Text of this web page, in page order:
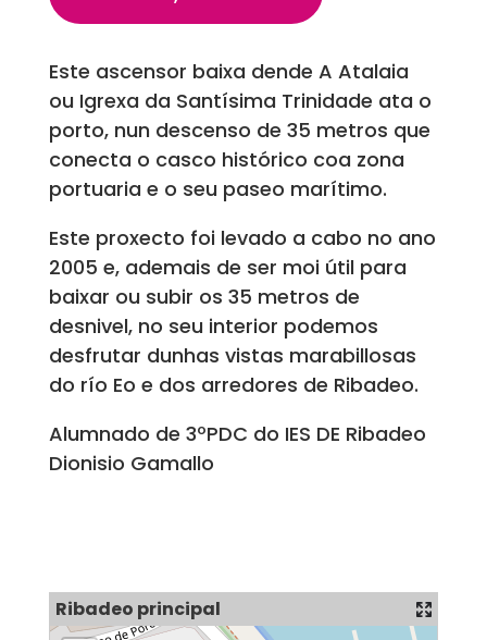
Este ascensor baixa dende A Atalaia
ou Igrexa da Santísima Trinidade ata o
porto, nun descenso de 35 metros que
conecta o casco histórico coa zona
portuaria e o seu paseo marítimo.
Este proxecto foi levado a cabo no ano
2005 e, ademais de ser moi útil para
baixar ou subir os 35 metros de
desnivel, no seu interior podemos
desfrutar dunhas vistas marabillosas
do río Eo e dos arredores de Ribadeo.
Alumnado de 3ºPDC do IES DE Ribadeo
Dionisio Gamallo
Ribadeo principal